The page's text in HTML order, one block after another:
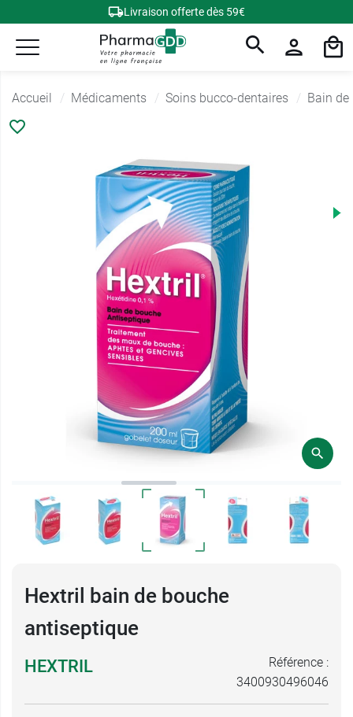
Livraison offerte dès 59€
Accueil Médicaments Soins bucco-dentaires Bain de
Hextril bain de bouche
antiseptique
HEXTRIL
Référence :
3400930496046